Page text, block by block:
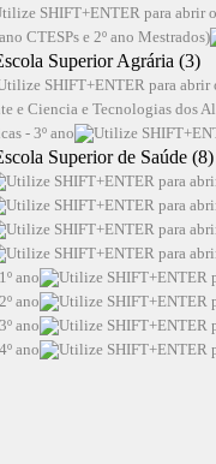
CTESPs e 2º ano Mestrados)
Superior Agrária ‎(3)
e Ciencia e Tecnologias dos
- 3º ano
Superior de Saúde ‎(8)
ano
ano
ano
ano